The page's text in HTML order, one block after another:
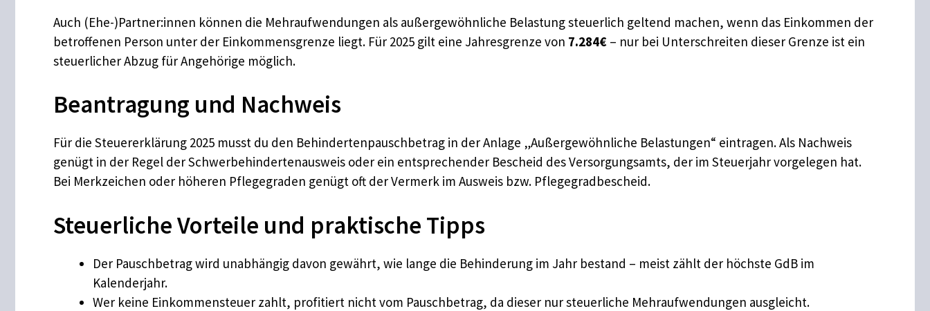
Auch (Ehe-)Partner:innen können die Mehraufwendungen als außergewöhnliche Belastung steuerlich geltend machen, wenn das Einkommen der
betroffenen Person unter der Einkommensgrenze liegt. Für 2025 gilt eine Jahresgrenze von 7.284€ – nur bei Unterschreiten dieser Grenze ist ein
steuerlicher Abzug für Angehörige möglich.
Beantragung und Nachweis
Für die Steuererklärung 2025 musst du den Behindertenpauschbetrag in der Anlage „Außergewöhnliche Belastungen“ eintragen. Als Nachweis
genügt in der Regel der Schwerbehindertenausweis oder ein entsprechender Bescheid des Versorgungsamts, der im Steuerjahr vorgelegen hat.
Bei Merkzeichen oder höheren Pflegegraden genügt oft der Vermerk im Ausweis bzw. Pflegegradbescheid.
Steuerliche Vorteile und praktische Tipps
Der Pauschbetrag wird unabhängig davon gewährt, wie lange die Behinderung im Jahr bestand – meist zählt der höchste GdB im
Kalenderjahr.
Wer keine Einkommensteuer zahlt, profitiert nicht vom Pauschbetrag, da dieser nur steuerliche Mehraufwendungen ausgleicht.